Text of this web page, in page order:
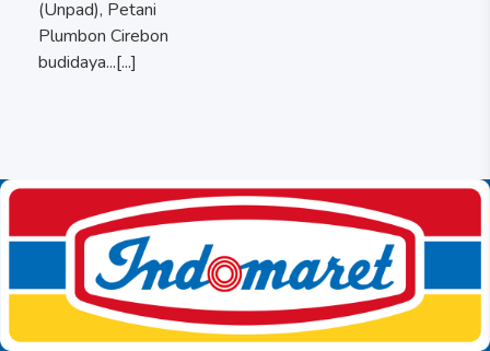
(Unpad), Petani
Plumbon Cirebon
budidaya...[...]